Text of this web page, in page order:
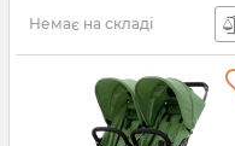
Немає на складі